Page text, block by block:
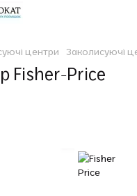
центри Заколисуючі
Fisher-Price